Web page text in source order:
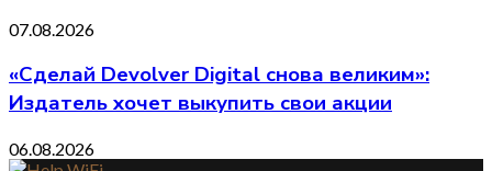
07.08.2026
«Сделай Devolver Digital снова великим»:
Издатель хочет выкупить свои акции
06.08.2026